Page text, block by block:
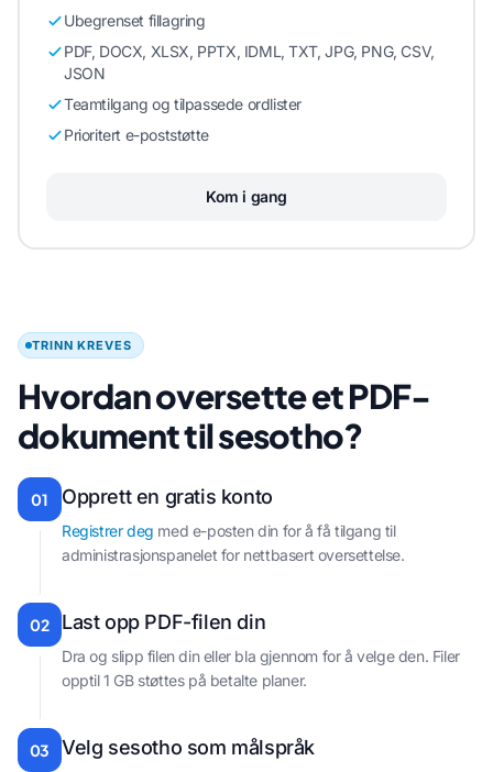
Ubegrenset fillagring
PDF, DOCX, XLSX, PPTX, IDML, TXT, JPG, PNG, CSV,
JSON
Teamtilgang og tilpassede ordlister
Prioritert e-poststøtte
Kom i gang
TRINN KREVES
Hvordan oversette et PDF-
dokument til sesotho?
01 Opprett en gratis konto
Registrer deg med e-posten din for å få tilgang til
administrasjonspanelet for nettbasert oversettelse.
02 Last opp PDF-filen din
Dra og slipp filen din eller bla gjennom for å velge den. Filer
opptil 1 GB støttes på betalte planer.
03 Velg sesotho som målspråk